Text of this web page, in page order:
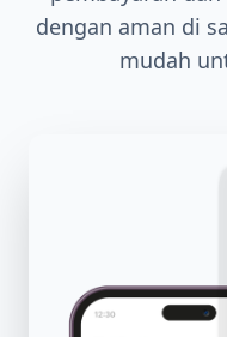
dengan aman di
mudah